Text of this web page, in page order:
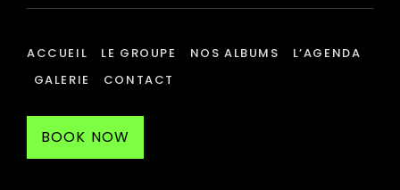
ACCUEIL LE GROUPE NOS ALBUMS
L’AGENDA
GALERIE
CONTACT
BOOK NOW